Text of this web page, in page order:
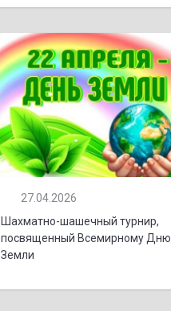
27.04.2026
Шахматно-шашечный турнир,
посвященный Всемирному Дню
Земли